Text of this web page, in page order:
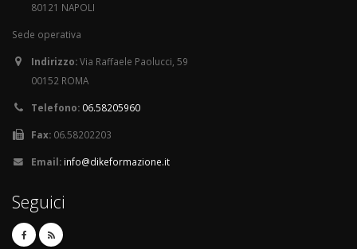
80121 NAPOLI
Sede operativa
Indirizzo:Via Raffaele Paolucci, 59
00152 ROMA
Telefono: 06.58205960
Fax: 06.58202203
Email: info@dikeformazione.it
Seguici